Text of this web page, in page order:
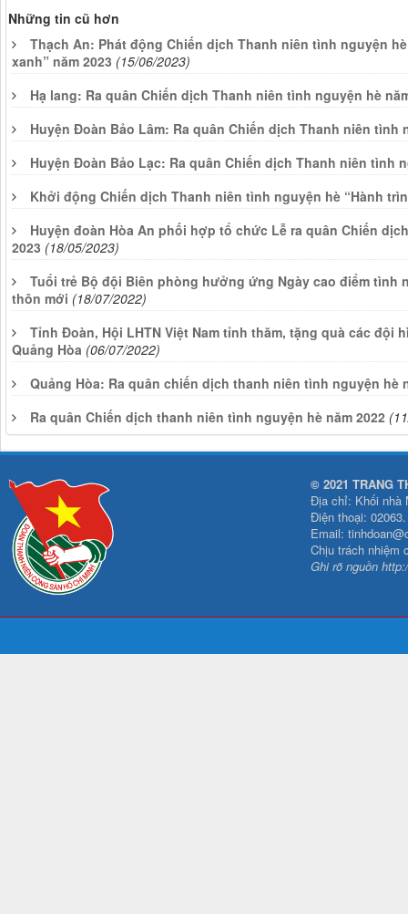
Những tin cũ hơn
Thạch An: Phát động Chiến dịch Thanh niên tình nguyện
xanh” năm 2023 (15/06/2023)
Hạ lang: Ra quân Chiến dịch Thanh niên tình nguyện hè
Huyện Đoàn Bảo Lâm: Ra quân Chiến dịch Thanh niên tình
Huyện Đoàn Bảo Lạc: Ra quân Chiến dịch Thanh niên tình
Khởi động Chiến dịch Thanh niên tình nguyện hè “Hành
Huyện đoàn Hòa An phối hợp tổ chức Lễ ra quân Chiến
2023 (18/05/2023)
Tuổi trẻ Bộ đội Biên phòng hưởng ứng Ngày cao điểm tình
thôn mới (18/07/2022)
Tỉnh Đoàn, Hội LHTN Việt Nam tỉnh thăm, tặng quà các đội
Quảng Hòa (06/07/2022)
Quảng Hòa: Ra quân chiến dịch thanh niên tình nguyện hè
Ra quân Chiến dịch thanh niên tình nguyện hè năm 2022
© 2021 TRANG
Địa chỉ: Khối nhà
Điện thoại:
Email:
Chịu trách nhiệm
Ghi rõ nguồn